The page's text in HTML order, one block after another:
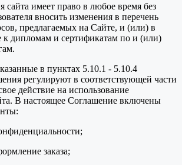
сайта имеет право в любое время без
вносить изменения в перечень
предлагаемых на Сайте, и (или) в
дипломам и сертификатам по и (или)
в пунктах 5.10.1 - 5.10.4
регулируют в соответствующей части
действие на использование
В настоящее Соглашение включены
заказа;